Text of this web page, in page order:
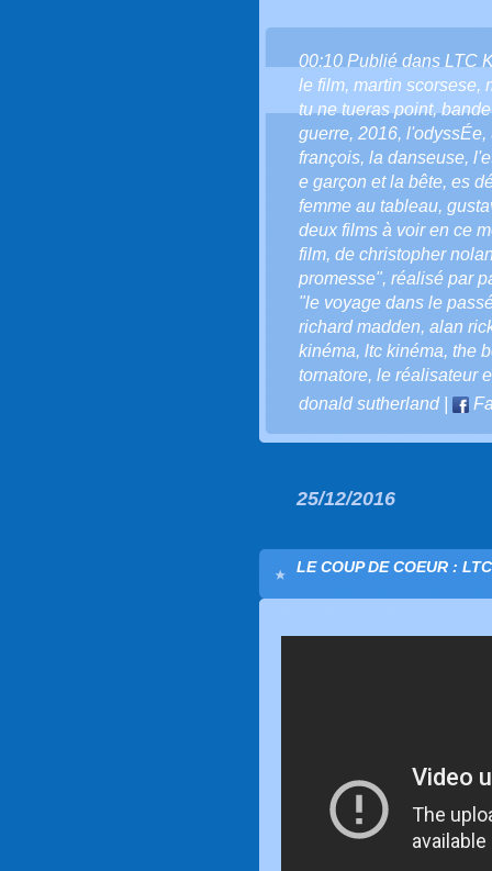
00:10 Publié dans LTC
le film, martin scorsese,
tu ne tueras point,
guerre, 2016, l'odyssÉe,
françois, la danseuse,
e garçon et la bête, es
femme au tableau,
deux films à voir en ce
film, de christopher
promesse", réalisé par
"le voyage dans le
richard madden, alan
kinéma, ltc kinéma, the
tornatore, le réalisateur
donald sutherland|
25/12/2016
LE COUP DE COEUR :